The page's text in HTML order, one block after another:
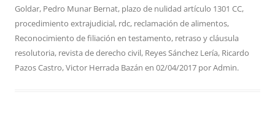
Goldar, Pedro Munar Bernat, plazo de nulidad artículo 1301 CC,
procedimiento extrajudicial, rdc, reclamación de alimentos,
Reconocimiento de filiación en testamento, retraso y cláusula
resolutoria, revista de derecho civil, Reyes Sánchez Lería, Ricardo
Pazos Castro,Victor Herrada Bazán en 02/04/2017 porAdmin.